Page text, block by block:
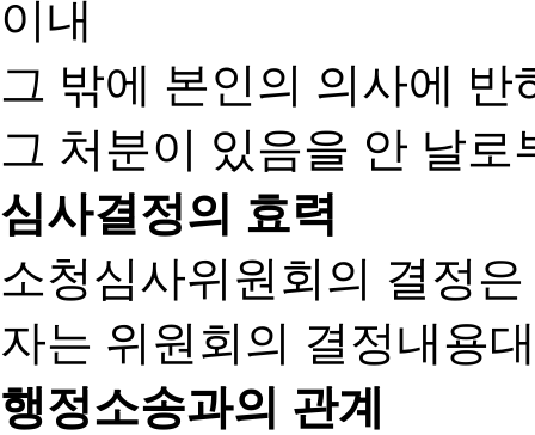
이내
그 밖에 본인의 의사에
그 처분이 있음을 안 날로
심사결정의 효력
소청심사위원회의 결정
자는 위원회의 결정내용
행정소송과의 관계